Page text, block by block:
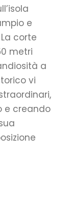
e
corte
metri
a
vi
e creando